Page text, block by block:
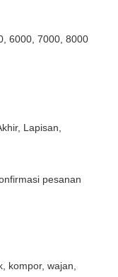
6000, 7000, 8000
Lapisan,
pesanan
kompor, wajan,